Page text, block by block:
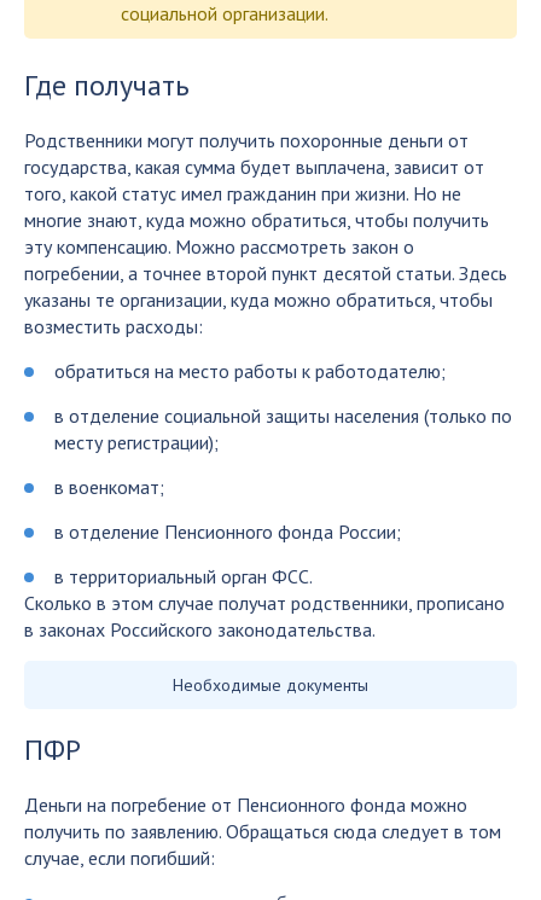
социальной организации.
Где получать
Родственники могут получить похоронные деньги от
государства, какая сумма будет выплачена, зависит от
того, какой статус имел гражданин при жизни. Но не
многие знают, куда можно обратиться, чтобы получить
эту компенсацию. Можно рассмотреть закон о
погребении, а точнее второй пункт десятой статьи. Здесь
указаны те организации, куда можно обратиться, чтобы
возместить расходы:
обратиться на место работы к работодателю;
в отделение социальной защиты населения (только по
месту регистрации);
в военкомат;
в отделение Пенсионного фонда России;
в территориальный орган ФСС.
Сколько в этом случае получат родственники, прописано
в законах Российского законодательства.
Необходимые документы
ПФР
Деньги на погребение от Пенсионного фонда можно
получить по заявлению. Обращаться сюда следует в том
случае, если погибший: